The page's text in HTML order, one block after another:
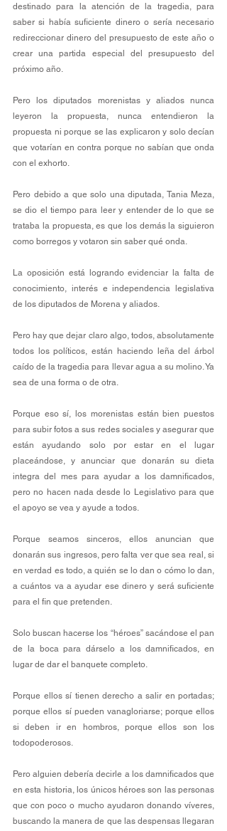
destinado para la atención de la tragedia, para
saber si había suficiente dinero o sería necesario
redireccionar dinero del presupuesto de este año o
crear una partida especial del presupuesto del
próximo año.
Pero los diputados morenistas y aliados nunca
leyeron la propuesta, nunca entendieron la
propuesta ni porque se las explicaron y solo decían
que votarían en contra porque no sabían que onda
con el exhorto.
Pero debido a que solo una diputada, Tania Meza,
se dio el tiempo para leer y entender de lo que se
trataba la propuesta, es que los demás la siguieron
como borregos y votaron sin saber qué onda.
La oposición está logrando evidenciar la falta de
conocimiento, interés e independencia legislativa
de los diputados de Morena y aliados.
Pero hay que dejar claro algo, todos, absolutamente
todos los políticos, están haciendo leña del árbol
caído de la tragedia para llevar agua a su molino. Ya
sea de una forma o de otra.
Porque eso sí, los morenistas están bien puestos
para subir fotos a sus redes sociales y asegurar que
están ayudando solo por estar en el lugar
placeándose, y anunciar que donarán su dieta
integra del mes para ayudar a los damnificados,
pero no hacen nada desde lo Legislativo para que
el apoyo se vea y ayude a todos.
Porque seamos sinceros, ellos anuncian que
donarán sus ingresos, pero falta ver que sea real, si
en verdad es todo, a quién se lo dan o cómo lo dan,
a cuántos va a ayudar ese dinero y será suficiente
para el fin que pretenden.
Solo buscan hacerse los “héroes” sacándose el pan
de la boca para dárselo a los damnificados, en
lugar de dar el banquete completo.
Porque ellos sí tienen derecho a salir en portadas;
porque ellos sí pueden vanagloriarse; porque ellos
si deben ir en hombros, porque ellos son los
todopoderosos.
Pero alguien debería decirle a los damnificados que
en esta historia, los únicos héroes son las personas
que con poco o mucho ayudaron donando víveres,
buscando la manera de que las despensas llegaran